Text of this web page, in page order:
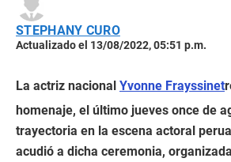
STEPHANY CURO
Actualizado el 13/08/2022, 05:51 p.m.
La actriz nacional Yvonne Frayssinet
homenaje, el último jueves once de
trayectoria en la escena actoral
acudió a dicha ceremonia,